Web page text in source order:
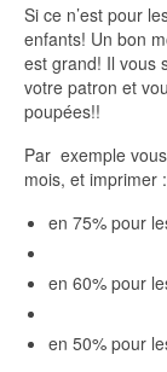
Si ce n’est pour
enfants! Un bon
est grand! Il vous
votre patron et
poupées!!
Par exemple
mois, et imprimer :
en 75% pour
en 60% pour
en 50% pour